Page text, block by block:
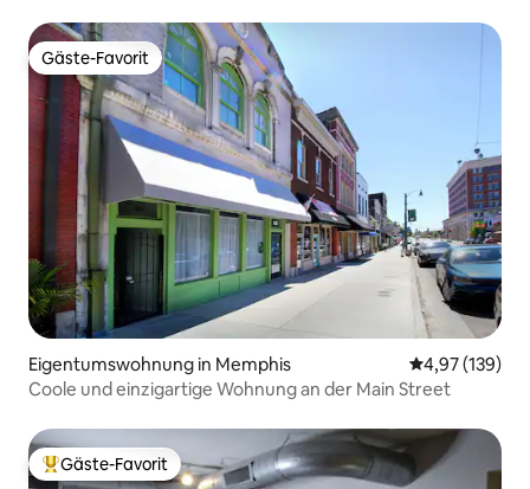
Gäste-Favorit
Gäste-Favorit
Eigentumswohnung in Memphis
4,97 (139)
Coole und einzigartige Wohnung an der Main Street
Beliebter Gäste-Favorit.
Gäste-Favorit